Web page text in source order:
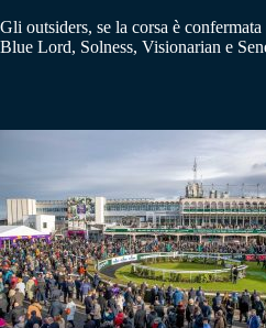
Gli outsiders, se la corsa è
Blue Lord, Solness, Visionarian e